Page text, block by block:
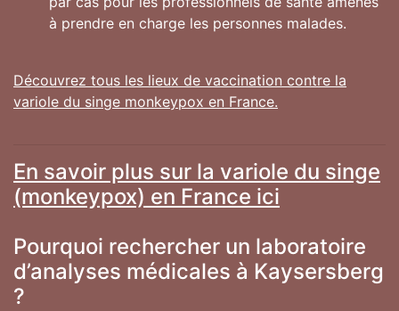
à prendre en charge les personnes malades.
Découvrez tous les lieux de vaccination contre la
variole du singe monkeypox en France.
En savoir plus sur la variole du singe
(monkeypox) en France ici
Pourquoi rechercher un laboratoire
d’analyses médicales à Kaysersberg
?